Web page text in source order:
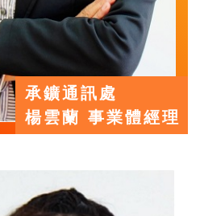
承鑛通訊處
楊雲蘭 事業體經理